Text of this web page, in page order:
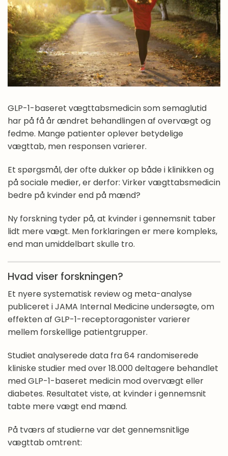
Hvilke former for vægttabsmedicin findes der?
Hvad er Victoza?
Hvad er Saxenda?
Hvad er Ozempic?
Hvad er Wegovy?
Hvad er Mounjaro?
Hvad er fordelene ved vægttabsmedicin?
Hvad er ulemperne ved vægttabsmedicin?
Hvad koster vægttabsmedicin?
Hvordan får jeg råd til vægttabsmedicin?
Hvilke tilskudsregler findes der til
Hvor meget kan jeg forvente at tabe mig på
vægttabsmedicin?
Hvordan får jeg vægttabsmedicin?
Jeg er bange for at starte op på vægttabsmedicin
– hvad gør jeg?
Jeg er lige startet på vægttabsmedicin – hvad skal
jeg vide?
GLP-1-baseret vægttabsmedicin som semaglutid
har på få år ændret behandlingen af overvægt og
fedme. Mange patienter oplever betydelige
vægttab, men responsen varierer.
Et spørgsmål, der ofte dukker op både i klinikken og
på sociale medier, er derfor: Virker vægttabsmedicin
bedre på kvinder end på mænd?
Ny forskning tyder på, at kvinder i gennemsnit taber
lidt mere vægt. Men forklaringen er mere kompleks,
end man umiddelbart skulle tro.
Hvad viser forskningen?
Et nyere systematisk review og meta-analyse
publiceret i JAMA Internal Medicine undersøgte, om
effekten af GLP-1-receptoragonister varierer
mellem forskellige patientgrupper.
Studiet analyserede data fra 64 randomiserede
kliniske studier med over 18.000 deltagere behandlet
med GLP-1-baseret medicin mod overvægt eller
diabetes. Resultatet viste, at kvinder i gennemsnit
tabte mere vægt end mænd.
På tværs af studierne var det gennemsnitlige
vægttab omtrent: